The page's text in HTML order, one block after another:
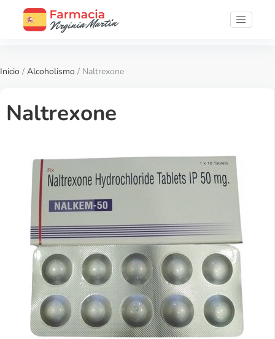
Inicio / Alcoholismo / Naltrexone
Naltrexone